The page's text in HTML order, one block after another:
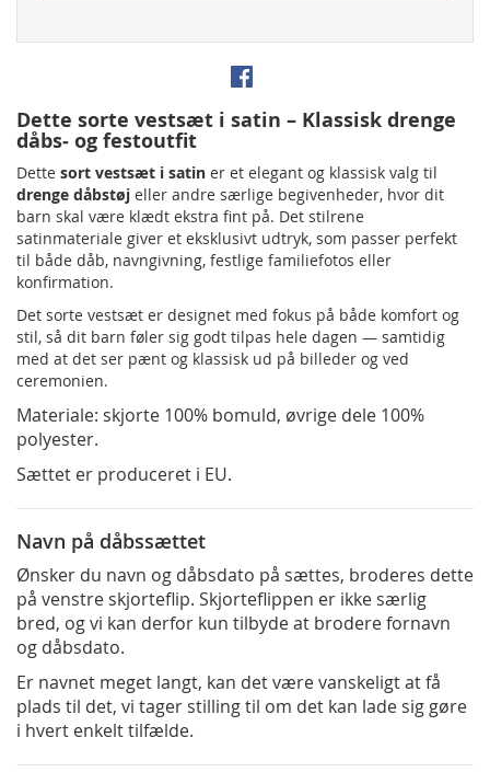
Dette sorte vestsæt i satin – Klassisk drenge
dåbs‑ og festoutfit
Dette sort vestsæt i satin er et elegant og klassisk valg til
drenge dåbstøj eller andre særlige begivenheder, hvor dit
barn skal være klædt ekstra fint på. Det stilrene
satinmateriale giver et eksklusivt udtryk, som passer perfekt
til både dåb, navngivning, festlige familiefotos eller
konfirmation.
Det sorte vestsæt er designet med fokus på både komfort og
stil, så dit barn føler sig godt tilpas hele dagen — samtidig
med at det ser pænt og klassisk ud på billeder og ved
ceremonien.
Materiale: skjorte 100% bomuld, øvrige dele 100%
polyester.
Sættet er produceret i EU.
Navn på dåbssættet
Ønsker du navn og dåbsdato på sættes, broderes dette
på venstre skjorteflip. Skjorteflippen er ikke særlig
bred, og vi kan derfor kun tilbyde at brodere fornavn
og dåbsdato.
Er navnet meget langt, kan det være vanskeligt at få
plads til det, vi tager stilling til om det kan lade sig gøre
i hvert enkelt tilfælde.